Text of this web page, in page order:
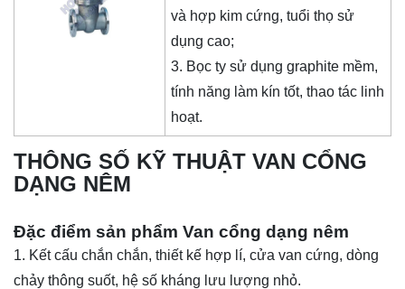
và hợp kim cứng, tuổi thọ sử
dụng cao;
3. Bọc ty sử dụng graphite mềm,
tính năng làm kín tốt, thao tác linh
hoạt.
THÔNG SỐ KỸ THUẬT VAN CỔNG
DẠNG NÊM
Đặc điểm sản phẩm Van cổng dạng nêm
1. Kết cấu chắn chắn, thiết kế hợp lí, cửa van cứng, dòng
chảy thông suốt, hệ số kháng lưu lượng nhỏ.